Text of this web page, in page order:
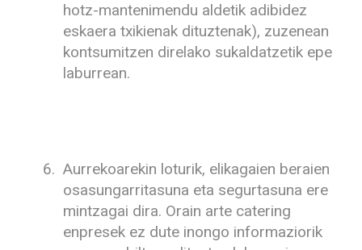
hotz-mantenimendu aldetik adibidez
eskaera txikienak dituztenak), zuzenean
kontsumitzen direlako sukaldatzetik epe
laburrean.
Aurrekoarekin loturik, elikagaien beraien
osasungarritasuna eta segurtasuna ere
mintzagai dira. Orain arte catering
enpresek ez dute inongo informaziorik